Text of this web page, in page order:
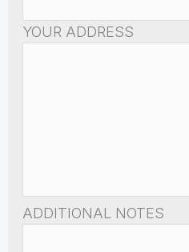
YOUR ADDRESS
ADDITIONAL NOTES